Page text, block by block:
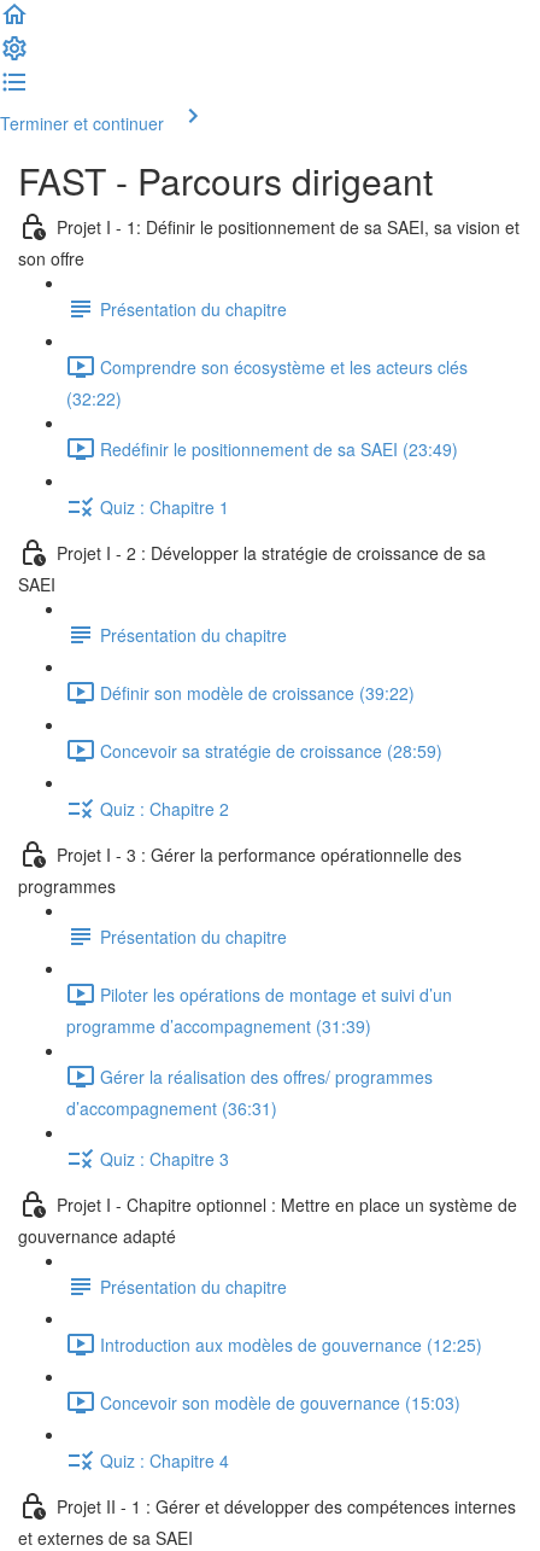
Terminer et continuer
FAST - Parcours dirigeant
Projet I - 1: Définir le positionnement de sa SAEI, sa vision et
son offre
Présentation du chapitre
Comprendre son écosystème et les acteurs clés
(32:22)
Redéfinir le positionnement de sa SAEI (23:49)
Quiz : Chapitre 1
Projet I - 2 : Développer la stratégie de croissance de sa
SAEI
Présentation du chapitre
Définir son modèle de croissance (39:22)
Concevoir sa stratégie de croissance (28:59)
Quiz : Chapitre 2
Projet I - 3 : Gérer la performance opérationnelle des
programmes
Présentation du chapitre
Piloter les opérations de montage et suivi d’un
programme d’accompagnement (31:39)
Gérer la réalisation des offres/ programmes
d’accompagnement (36:31)
Quiz : Chapitre 3
Projet I - Chapitre optionnel : Mettre en place un système de
gouvernance adapté
Présentation du chapitre
Introduction aux modèles de gouvernance (12:25)
Concevoir son modèle de gouvernance (15:03)
Quiz : Chapitre 4
Projet II - 1 : Gérer et développer des compétences internes
et externes de sa SAEI